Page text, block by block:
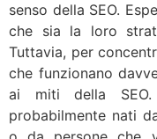
senso della SEO.
che sia la loro
Tuttavia, per
che funzionano
ai miti della
probabilmente nati